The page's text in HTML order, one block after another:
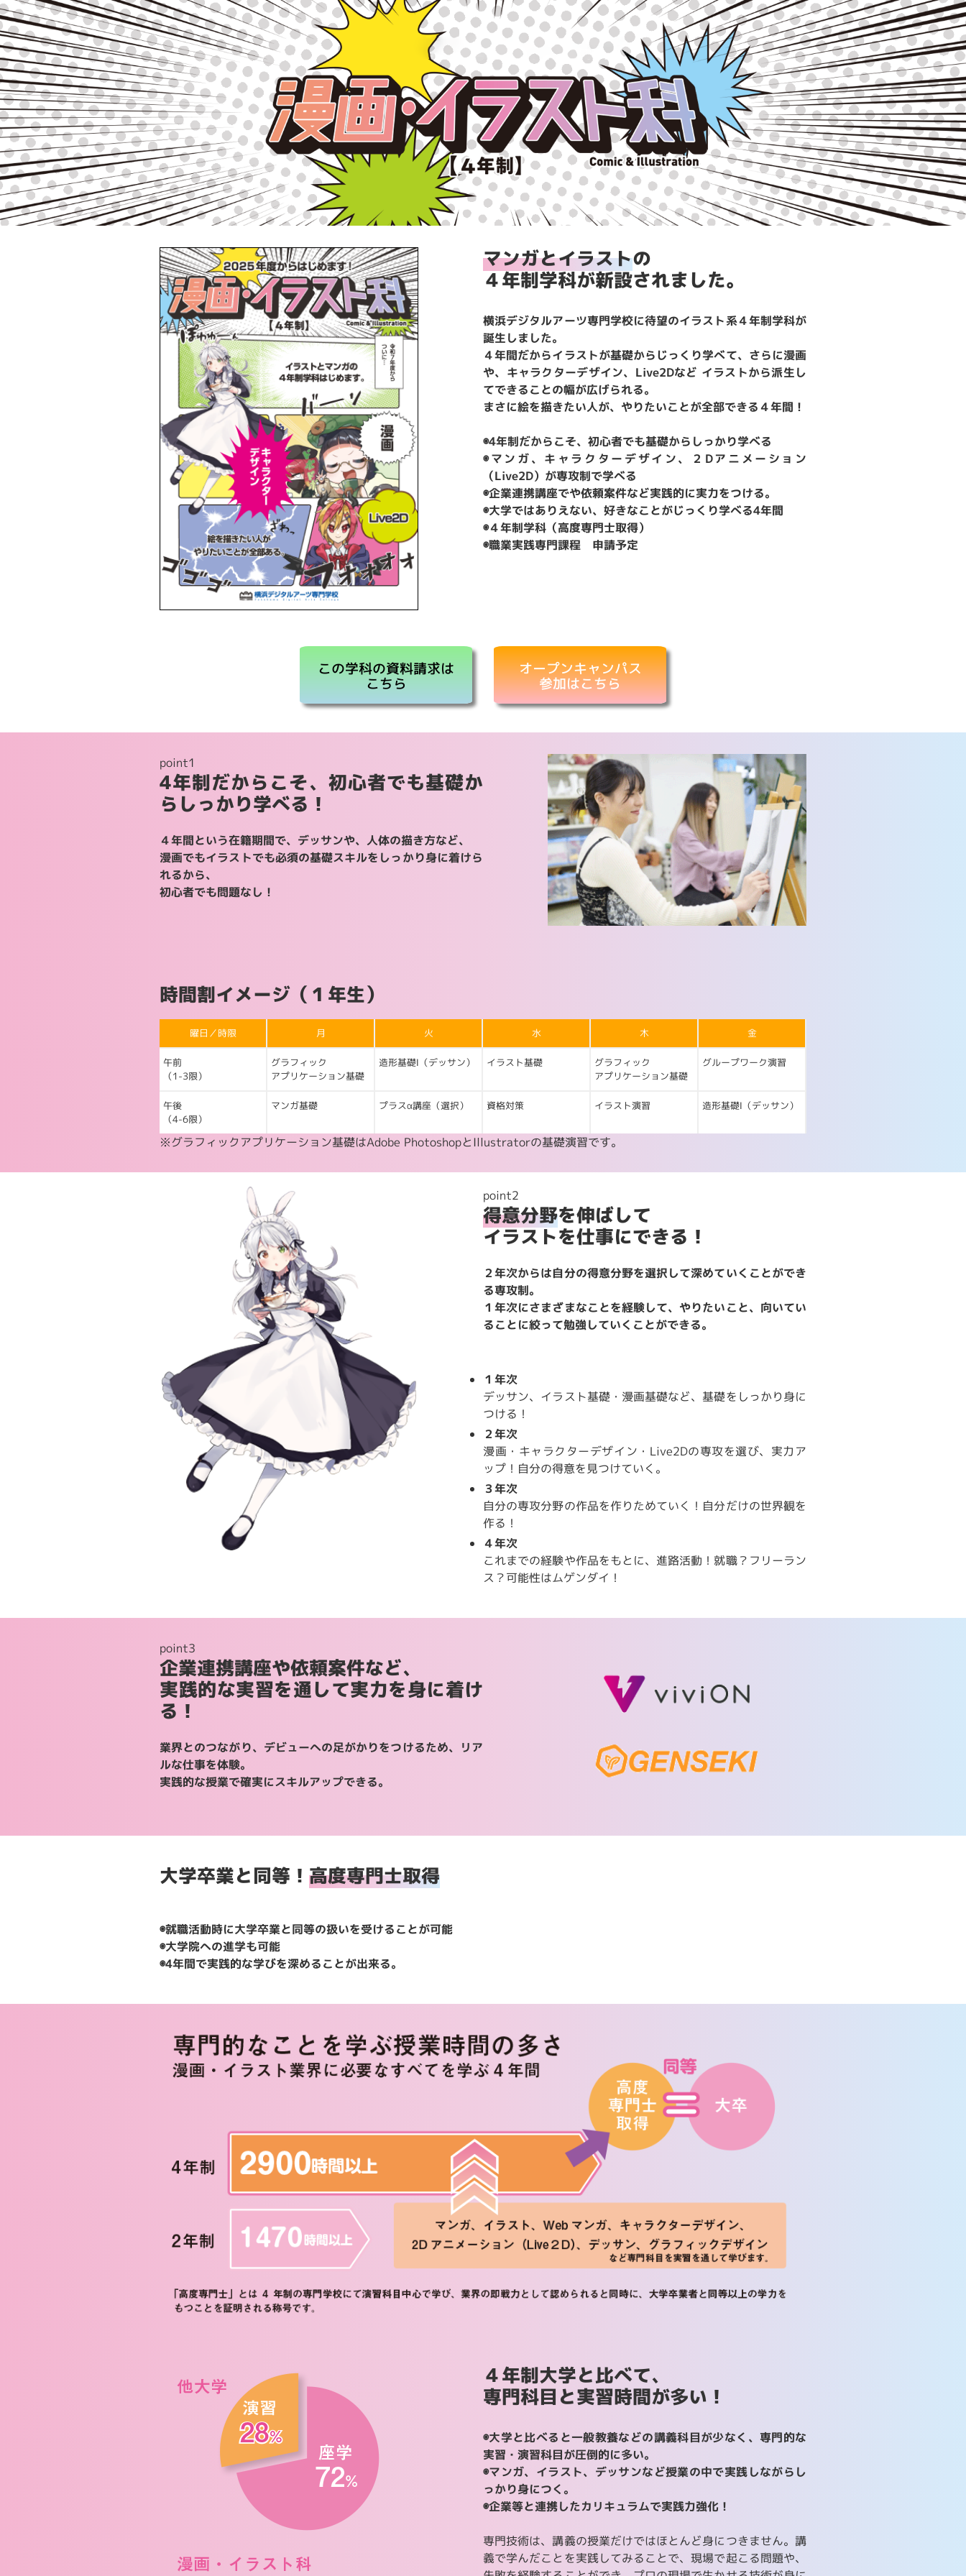
マンガとイラストの
４年制学科が新設されました。
横浜デジタルアーツ専門学校に待望のイラスト系４年制学科が
誕生しました。
４年間だからイラストが基礎からじっくり学べて、さらに漫画
や、キャラクターデザイン、Live2Dなど イラストから派生し
てできることの幅が広げられる。
まさに絵を描きたい人が、やりたいことが全部できる４年間！
◉4年制だからこそ、初心者でも基礎からしっかり学べる
◉マンガ、キャラクターデザイン、２Dアニメーション
（Live2D）が専攻制で学べる
◉企業連携講座でや依頼案件など実践的に実力をつける。
◉大学ではありえない、好きなことがじっくり学べる4年間
◉４年制学科（高度専門士取得）
◉職業実践専門課程 申請予定
この学科の資料請求は
こちら
オープンキャンパス
参加はこちら
point1
4年制だからこそ、初心者でも基礎か
らしっかり学べる！
４年間という在籍期間で、デッサンや、人体の描き方など、
漫画でもイラストでも必須の基礎スキルをしっかり身に着けら
れるから、
初心者でも問題なし！
時間割イメージ（１年生）
曜日／時限 月 火 水 木 金
午前
（1-3限）
グラフィック
アプリケーション基礎
造形基礎Ⅰ（デッサン） イラスト基礎
グラフィック
アプリケーション基礎
グループワーク演習
午後
（4-6限）
マンガ基礎 プラスα講座（選択） 資格対策 イラスト演習 造形基礎Ⅰ（デッサン）
※グラフィックアプリケーション基礎はAdobe PhotoshopとIllustratorの基礎演習です。
point2
得意分野を伸ばして
イラストを仕事にできる！
２年次からは自分の得意分野を選択して深めていくことができ
る専攻制。
１年次にさまざまなことを経験して、やりたいこと、向いてい
ることに絞って勉強していくことができる。
１年次
デッサン、イラスト基礎・漫画基礎など、基礎をしっかり身に
つける！
２年次
漫画・キャラクターデザイン・Live2Dの専攻を選び、実力ア
ップ！自分の得意を見つけていく。
３年次
自分の専攻分野の作品を作りためていく！自分だけの世界観を
作る！
４年次
これまでの経験や作品をもとに、進路活動！就職？フリーラン
ス？可能性はムゲンダイ！
point3
企業連携講座や依頼案件など、
実践的な実習を通して実力を身に着け
る！
業界とのつながり、デビューへの足がかりをつけるため、リア
ルな仕事を体験。
実践的な授業で確実にスキルアップできる。
大学卒業と同等！ 高度専門士取得
◉就職活動時に大学卒業と同等の扱いを受けることが可能
◉大学院への進学も可能
◉4年間で実践的な学びを深めることが出来る。
４年制大学と比べて、
専門科目と実習時間が多い！
◉大学と比べると一般教養などの講義科目が少なく、専門的な
実習・演習科目が圧倒的に多い。
◉マンガ、イラスト、デッサンなど授業の中で実践しながらし
っかり身につく。
◉企業等と連携したカリキュラムで実践力強化！
専門技術は、講義の授業だけではほとんど身につきません。講
義で学んだことを実践してみることで、現場で起こる問題や、